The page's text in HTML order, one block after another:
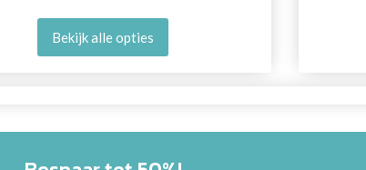
Bekijk alle opties